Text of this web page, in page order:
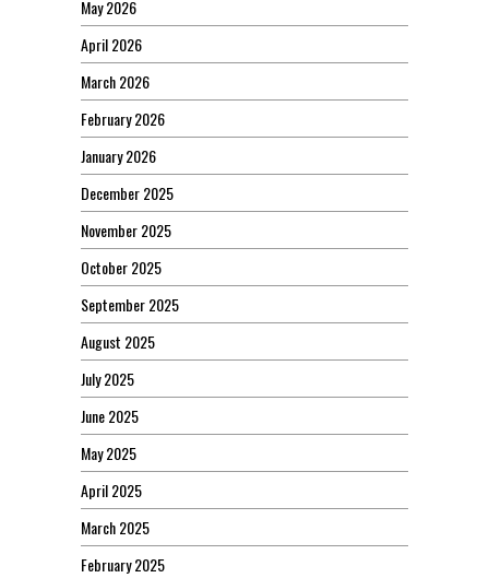
May 2026
April 2026
March 2026
February 2026
January 2026
December 2025
November 2025
October 2025
September 2025
August 2025
July 2025
June 2025
May 2025
April 2025
March 2025
February 2025